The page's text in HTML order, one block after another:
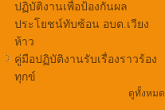
ปฏิบัติงานเพื่อป้องกันผล
ประโยชน์ทับซ้อน อบต.เวียง
ห้าว
คู่มือปฏิบัติงานรับเรื่องราวร้อง
ทุกข์
ดูทั้งหมด